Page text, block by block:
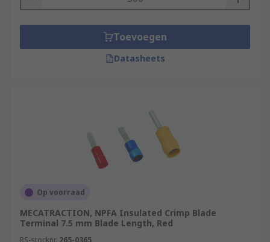
Toevoegen
Datasheets
Op voorraad
MECATRACTION, NPFA Insulated Crimp Blade
Terminal 7.5 mm Blade Length, Red
RS-stocknr. 265-0365